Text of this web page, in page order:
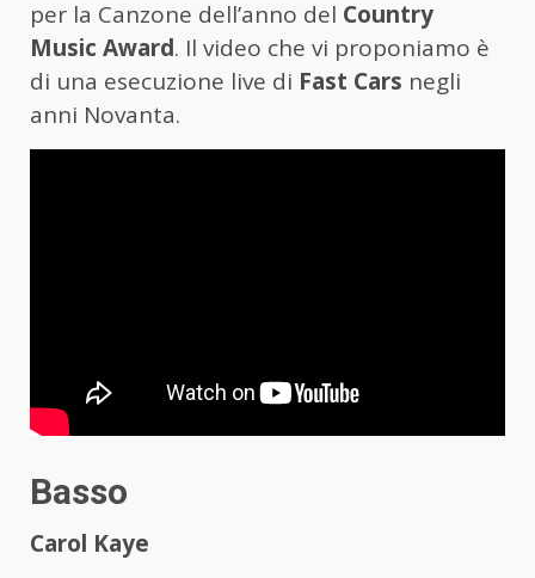
per la Canzone dell’anno del Country
Music Award. Il video che vi proponiamo è
di una esecuzione live di Fast Cars negli
anni Novanta.
Basso
Carol Kaye